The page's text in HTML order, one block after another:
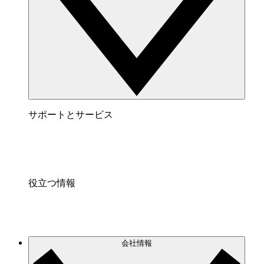
サポートとサービス
役立つ情報
会社情報